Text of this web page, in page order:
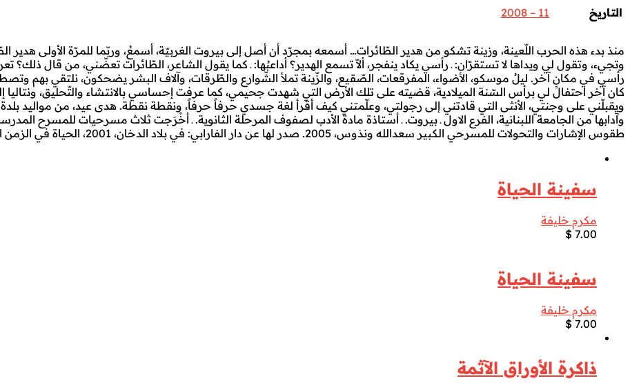
التاريخ 11 – 2008
منذ بدء هذه الحرب اللّعينة، وزينة تشكو من هدير الطّائرات… أسمعه بمجرّد أن أصل إلى بيروت الغربيّة، أسمعُ، وربّما للمرّة الأولى هدير
وتجيء، وتقول لي ويداها لا تستقرّان: ـ رأسي يكاد ينفجر، ألاّ تسمع الهدير؟ أداعبُها: ـ كما يقول الشاعر، الطّائرات تعضّني، من قال ذلك؟
رأسي في مكانٍ آخر. ليلُ موسكو، الأضواء، المفرقعات، الصّقيع، والزّينة تملأ الشّوارع والطّرقات، وآلاف البشر يضحكون، نلتقي بهم
كان آخر احتفال لي برأس السّنة الميلادية، قضيته على تلك الأرض التي شهدت جحيمي، كما عرفت إحساسي بالانتشاء والتّحليق، ونتاليا
ويقبلّني على وجنتي، الأنثى التي قادتني إلى رجولتي، وعلّمتني كيف أقرأ لغة جسدي حرفاً حرفاً، ونقطة نقطة. هدى عيد، من مواليد بلدة
طقوس الإشارات والتحولات للمسرحي الكبير سعدالله ونذوس، 2005. صدر لها عن دار الفارابي: في بلاد الدخان، 2001، الحياة في الزمن الضائع، 2006،
سفينة الحياة
مكرم خليفة
$7.00
سفينة الحياة
مكرم خليفة
$7.00
ذاكرة الأوراق الآثمة